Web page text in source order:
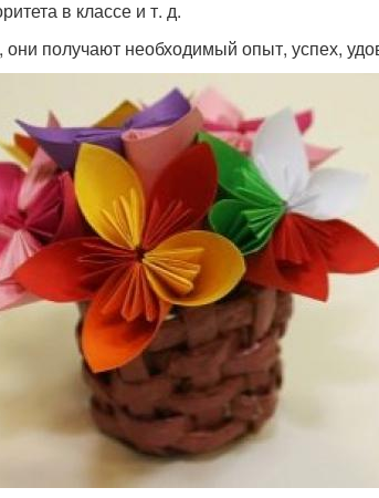
в классе и т. д.
они получают необходимый опыт, успех,